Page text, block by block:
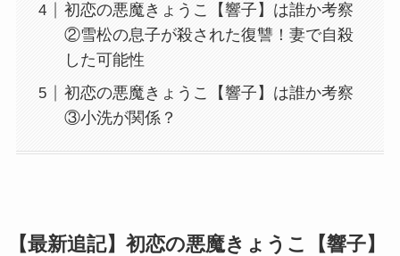
初恋の悪魔きょうこ【響子】は誰か考察
②雪松の息子が殺された復讐！妻で自殺
した可能性
初恋の悪魔きょうこ【響子】は誰か考察
③小洗が関係？
【最新追記】初恋の悪魔きょうこ【響子】